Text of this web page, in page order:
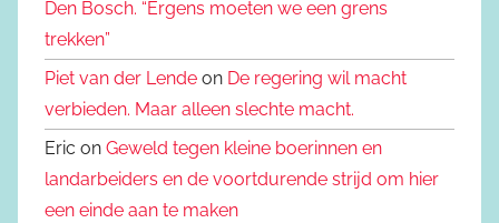
Den Bosch. “Ergens moeten we een grens
trekken”
Piet van der Lende on De regering wil macht
verbieden. Maar alleen slechte macht.
Eric on Geweld tegen kleine boerinnen en
landarbeiders en de voortdurende strijd om hier
een einde aan te maken